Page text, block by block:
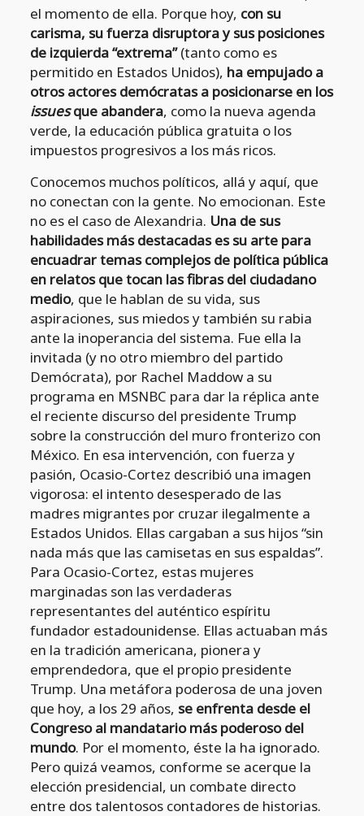
el momento de ella. Porque hoy, con su
carisma, su fuerza disruptora y sus posiciones
de izquierda “extrema”(tanto como es
permitido en Estados Unidos), ha empujado a
otros actores demócratas a posicionarse en los
issuesque abandera, como la nueva agenda
verde, la educación pública gratuita o los
impuestos progresivos a los más ricos.
Conocemos muchos políticos, allá y aquí, que
no conectan con la gente. No emocionan. Este
no es el caso de Alexandria. Una de sus
habilidades más destacadas es su arte para
encuadrar temas complejos de política pública
en relatos que tocan las fibras del ciudadano
medio, que le hablan de su vida, sus
aspiraciones, sus miedos y también su rabia
ante la inoperancia del sistema. Fue ella la
invitada (y no otro miembro del partido
Demócrata), por Rachel Maddow a su
programa en MSNBC para dar la réplica ante
el reciente discurso del presidente Trump
sobre la construcción del muro fronterizo con
México. En esa intervención, con fuerza y
pasión, Ocasio-Cortez describió una imagen
vigorosa: el intento desesperado de las
madres migrantes por cruzar ilegalmente a
Estados Unidos. Ellas cargaban a sus hijos “sin
nada más que las camisetas en sus espaldas”.
Para Ocasio-Cortez, estas mujeres
marginadas son las verdaderas
representantes del auténtico espíritu
fundador estadounidense. Ellas actuaban más
en la tradición americana, pionera y
emprendedora, que el propio presidente
Trump. Una metáfora poderosa de una joven
que hoy, a los 29 años, se enfrenta desde el
Congreso al mandatario más poderoso del
mundo. Por el momento, éste la ha ignorado.
Pero quizá veamos, conforme se acerque la
elección presidencial, un combate directo
entre dos talentosos contadores de historias.